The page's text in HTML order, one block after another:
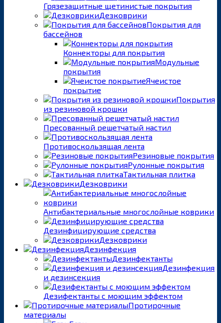
Грязезащитные щетинистые покрытия
Дезковрики
Покрытия для
бассейнов
Коннекторы для покрытия
Модульные
покрытия
Ячеистое
покрытие
Покрытия
из резиновой крошки
Пресованный решетчатый настил
Противоскользящая лента
Резиновые покрытия
Рулонные покрытия
Тактильная плитка
Дезковрики
Антибактериальные многослойные коврики
Дезинфицирующие средства
Дезковрики
Дезинфекция
Дезинфектанты
Дезинфекция
и дезинсекция
Дезифектанты с моющим эффектом
Протирочные
материалы